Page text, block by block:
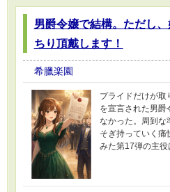
男爵令嬢で結構。ただし
ちり頂戴します！
希臘楽園
プライドだけが取
を宣言された男爵
なかった。周到な
そぎ持っていく痛
みた第17弾の主役